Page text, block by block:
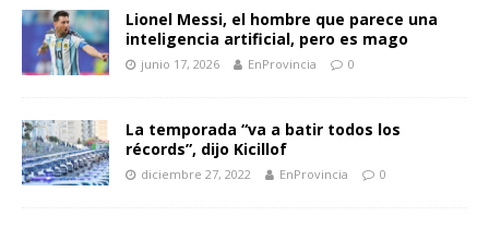
Lionel Messi, el hombre que parece una
inteligencia artificial, pero es mago
junio 17, 2026 EnProvincia 0
La temporada “va a batir todos los
récords”, dijo Kicillof
diciembre 27, 2022 EnProvincia 0